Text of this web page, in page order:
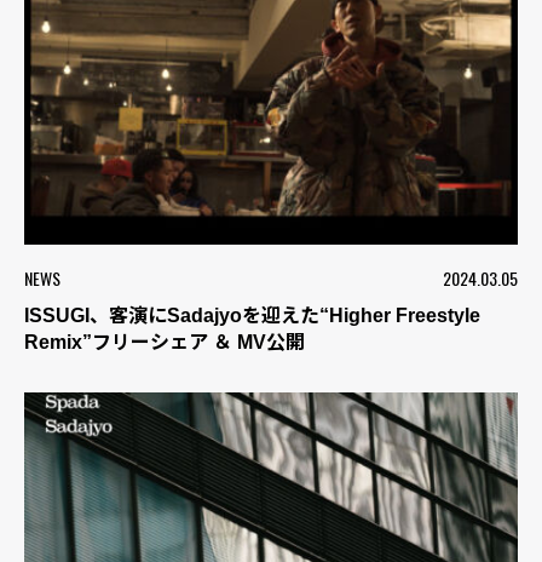
NEWS 2024.03.05
ISSUGI、客演にSadajyoを迎えた“Higher Freestyle
Remix”フリーシェア ＆ MV公開